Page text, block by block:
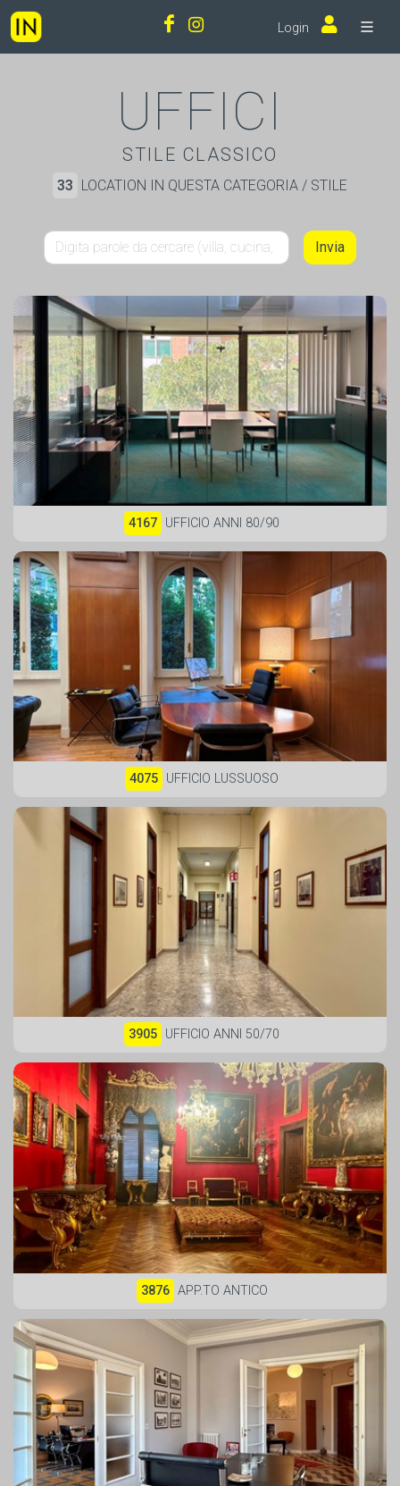
Login
UFFICI
STILE CLASSICO
33 LOCATION IN QUESTA CATEGORIA / STILE
4167 UFFICIO ANNI 80/90
4075 UFFICIO LUSSUOSO
3905 UFFICIO ANNI 50/70
3876 APP.TO ANTICO